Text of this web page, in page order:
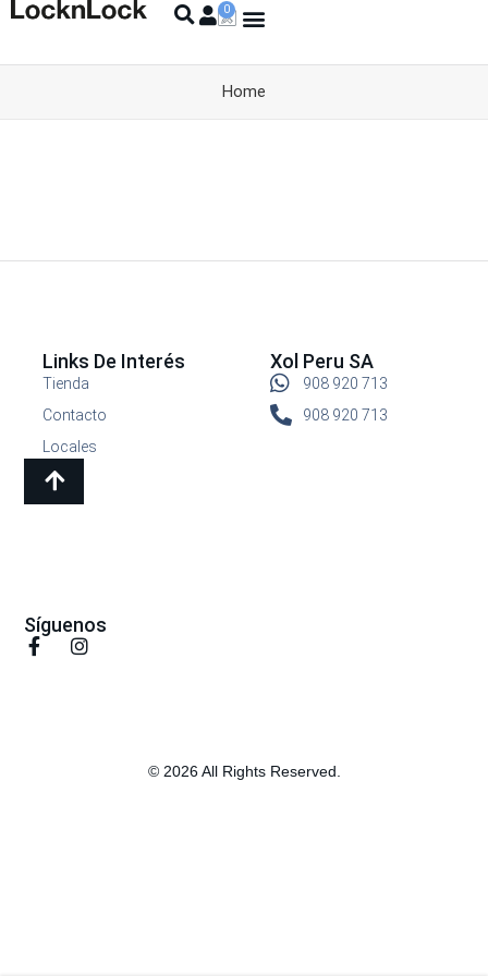
Home
Xol Peru SA
908 920 713
908 920 713
Links De Interés
Tienda
Contacto
Locales
Síguenos
© 2026 All Rights Reserved.